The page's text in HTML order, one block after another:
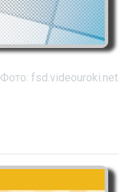
Фото: fsd.videouroki.net